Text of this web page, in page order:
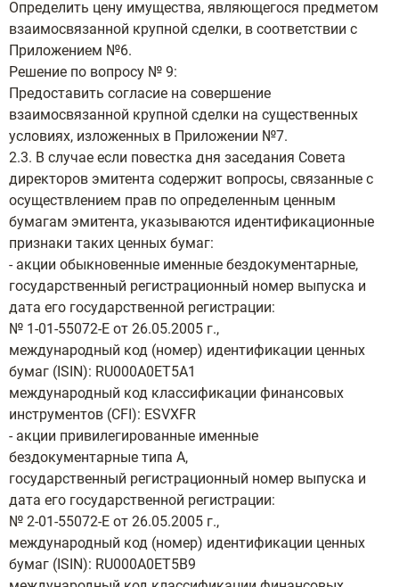
Определить цену имущества, являющегося предметом
взаимосвязанной крупной сделки, в соответствии с
Приложением №6.
Решение по вопросу № 9:
Предоставить согласие на совершение
взаимосвязанной крупной сделки на существенных
условиях, изложенных в Приложении №7.
2.3. В случае если повестка дня заседания Совета
директоров эмитента содержит вопросы, связанные с
осуществлением прав по определенным ценным
бумагам эмитента, указываются идентификационные
признаки таких ценных бумаг:
- акции обыкновенные именные бездокументарные,
государственный регистрационный номер выпуска и
дата его государственной регистрации:
№ 1-01-55072-Е от 26.05.2005 г.,
международный код (номер) идентификации ценных
бумаг (ISIN): RU000A0ET5A1
международный код классификации финансовых
инструментов (CFI): ESVXFR
- акции привилегированные именные
бездокументарные типа А,
государственный регистрационный номер выпуска и
дата его государственной регистрации:
№ 2-01-55072-Е от 26.05.2005 г.,
международный код (номер) идентификации ценных
бумаг (ISIN): RU000A0ET5B9